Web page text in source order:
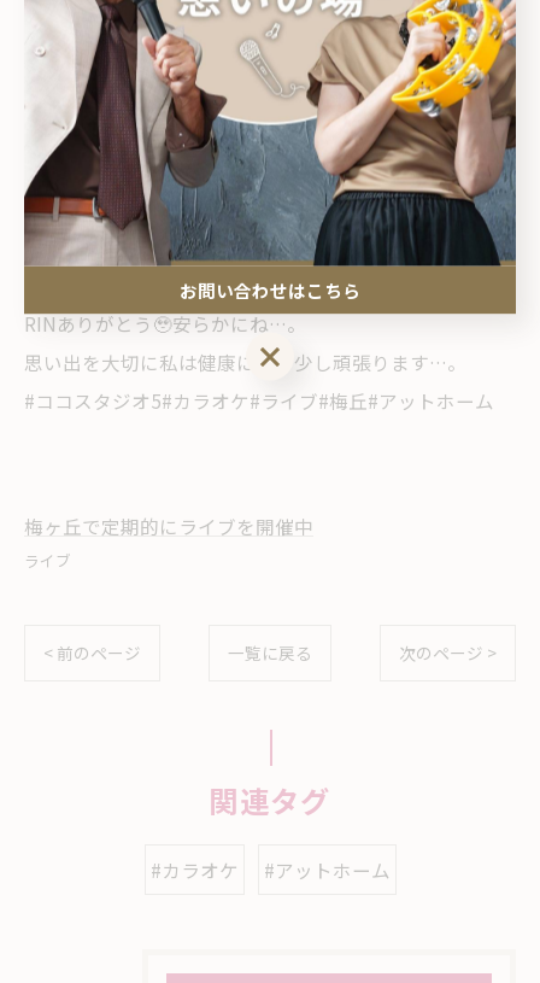
杖つきながら身体も痛かっただろう💦
穏やかな最後だったと光代ちゃんからも聞き今は痛みか
らも解放されてお兄ちゃんと仲良く穏やかに過ごしてる
のかなぁ✨って思っています。
私の同級生とも仲良くしてくれてました🥹３枚目の写真
RINありがとう🥹安らかにね…。
思い出を大切に私は健康にもう少し頑張ります…。
#ココスタジオ5#カラオケ#ライブ#梅丘#アットホーム
梅ヶ丘で定期的にライブを開催中
ライブ
< 前のページ 一覧に戻る 次のページ >
関連タグ
#カラオケ #アットホーム
お問い合わせはこちら
お問い合わせはこちら